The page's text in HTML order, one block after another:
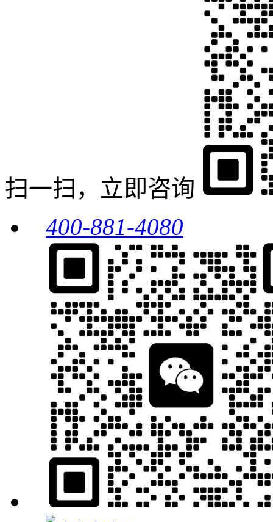
扫一扫，立即咨询
400-881-4080